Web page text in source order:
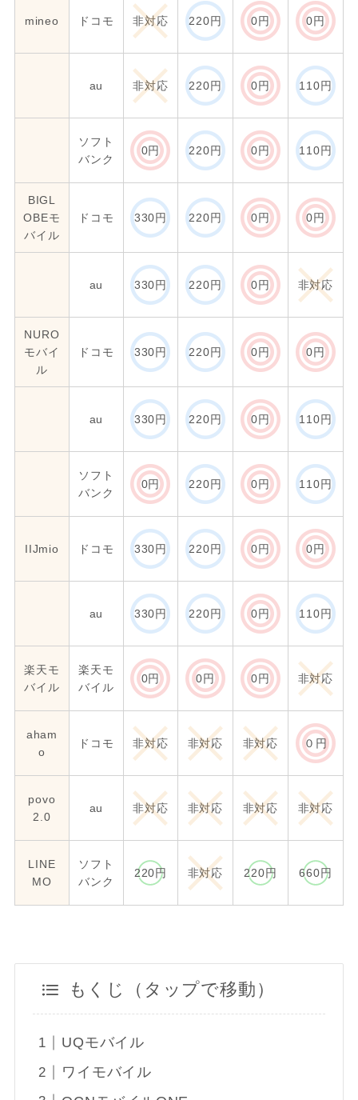
mineo ドコモ 非対応 220円 0円 0円
au 非対応 220円 0円 110円
ソフト
バンク
0円 220円 0円 110円
BIGL
OBEモ
バイル
ドコモ 330円 220円 0円 0円
au 330円 220円 0円 非対応
NURO
モバイ
ル
ドコモ 330円 220円 0円 0円
au 330円 220円 0円 110円
ソフト
バンク
0円 220円 0円 110円
IIJmio ドコモ 330円 220円 0円 0円
au 330円 220円 0円 110円
楽天モ
バイル
楽天モ
バイル
0円 0円 0円 非対応
aham
o
ドコモ 非対応 非対応 非対応 ０円
povo
2.0
au 非対応 非対応 非対応 非対応
LINE
MO
ソフト
バンク
220円 非対応 220円 660円
もくじ（タップで移動）
UQモバイル
ワイモバイル